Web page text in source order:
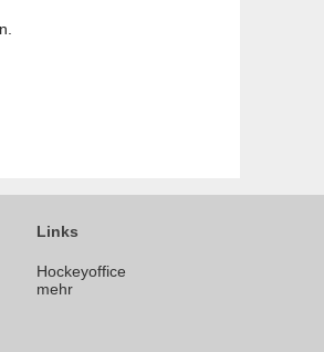
Links
Hockeyoffice
mehr